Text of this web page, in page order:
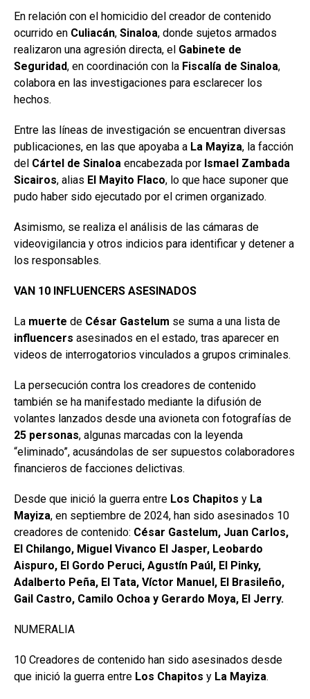
En relación con el homicidio del creador de contenido
ocurrido en Culiacán, Sinaloa, donde sujetos armados
realizaron una agresión directa, el Gabinete de
Seguridad, en coordinación con la Fiscalía de Sinaloa,
colabora en las investigaciones para esclarecer los
hechos.
Entre las líneas de investigación se encuentran diversas
publicaciones, en las que apoyaba a La Mayiza, la facción
del Cártel de Sinaloa encabezada por Ismael Zambada
Sicairos, alias El Mayito Flaco, lo que hace suponer que
pudo haber sido ejecutado por el crimen organizado.
Asimismo, se realiza el análisis de las cámaras de
videovigilancia y otros indicios para identificar y detener a
los responsables.
VAN 10 INFLUENCERS ASESINADOS
La muerte de César Gastelum se suma a una lista de
influencers asesinados en el estado, tras aparecer en
videos de interrogatorios vinculados a grupos criminales.
La persecución contra los creadores de contenido
también se ha manifestado mediante la difusión de
volantes lanzados desde una avioneta con fotografías de
25 personas, algunas marcadas con la leyenda
“eliminado”, acusándolas de ser supuestos colaboradores
financieros de facciones delictivas.
Desde que inició la guerra entre Los Chapitos y La
Mayiza, en septiembre de 2024, han sido asesinados 10
creadores de contenido: César Gastelum, Juan Carlos,
El Chilango, Miguel Vivanco El Jasper, Leobardo
Aispuro, El Gordo Peruci, Agustín Paúl, El Pinky,
Adalberto Peña, El Tata, Víctor Manuel, El Brasileño,
Gail Castro, Camilo Ochoa y Gerardo Moya, El Jerry.
NUMERALIA
10 Creadores de contenido han sido asesinados desde
que inició la guerra entre Los Chapitos y La Mayiza.